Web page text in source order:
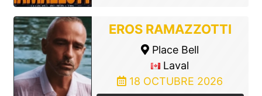
EROS RAMAZZOTTI
Place Bell
Laval
18 OCTUBRE 2026